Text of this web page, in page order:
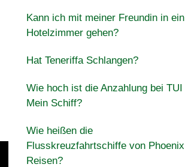
Kann ich mit meiner Freundin in ein
Hotelzimmer gehen?
Hat Teneriffa Schlangen?
Wie hoch ist die Anzahlung bei TUI
Mein Schiff?
Wie heißen die
Flusskreuzfahrtschiffe von Phoenix
Reisen?